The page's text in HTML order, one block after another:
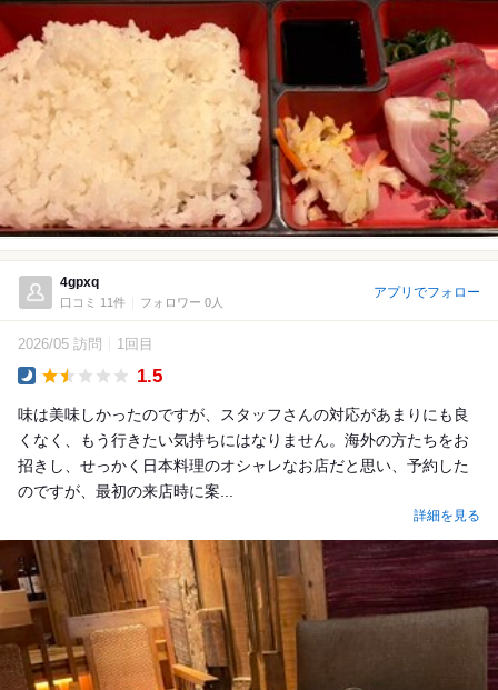
4gpxq
口コミ 11件 フォロワー 0人
アプリでフォロー
2026/05 訪問 1回目
1.5
味は美味しかったのですが、スタッフさんの対応があまりにも良
くなく、もう行きたい気持ちにはなりません。海外の方たちをお
招きし、せっかく日本料理のオシャレなお店だと思い、予約した
のですが、最初の来店時に案...
詳細を見る